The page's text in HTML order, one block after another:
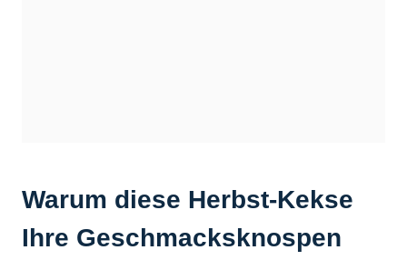
Warum diese Herbst-Kekse
Ihre Geschmacksknospen